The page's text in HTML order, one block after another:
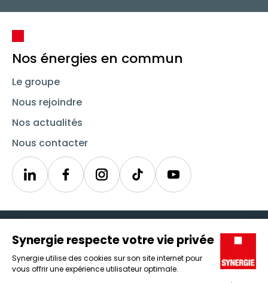
Nos énergies en commun
Le groupe
Nous rejoindre
Nos actualités
Nous contacter
LinkedinSynergieInstagramTikTok Youtube
Icône d'illustration
Candidats
Entreprises
Icône d'illustration